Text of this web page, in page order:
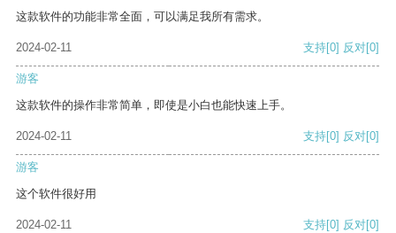
这款软件的功能非常全面，可以满足我所有需求。
2024-02-11 支持[0] 反对[0]
游客
这款软件的操作非常简单，即使是小白也能快速上手。
2024-02-11 支持[0] 反对[0]
游客
这个软件很好用
2024-02-11 支持[0] 反对[0]